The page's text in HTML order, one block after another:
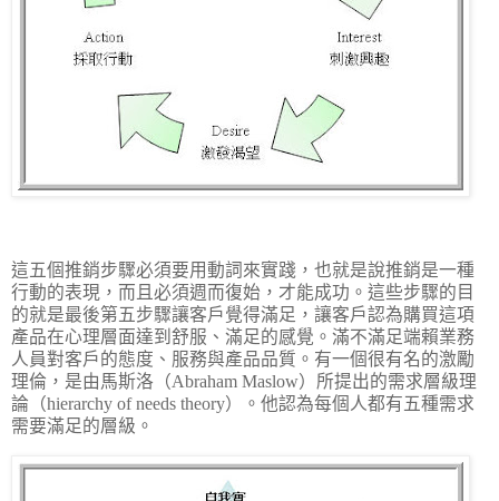
這五個推銷步驟必須要用動詞來實踐，也就是說推銷是一種
行動的表現，而且必須週而復始，才能成功。這些步驟的目
的就是最後第五步驟讓客戶覺得滿足，讓客戶認為購買這項
產品在心理層面達到舒服、滿足的感覺。滿不滿足端賴業務
人員對客戶的態度、服務與產品品質。有一個很有名的激勵
理倫，是由馬斯洛（Abraham Maslow）所提出的需求層級理
論（hierarchy of needs theory）。他認為每個人都有五種需求
需要滿足的層級。